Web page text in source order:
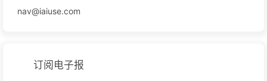
nav@iaiuse.com
订阅电子报